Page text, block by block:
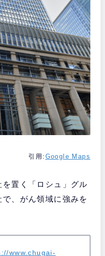
引用: Google Maps
置く「ロシュ」グル
、がん領域に強みを
www.chugai-